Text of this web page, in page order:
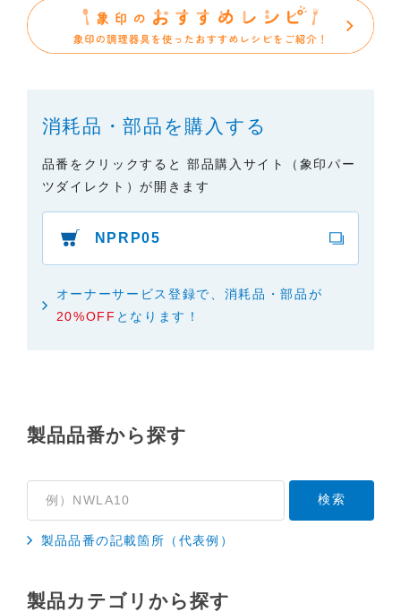
・掲載された情報が全て正確であり、有用であり、
安全であること。
・予告なしにサーバーの停止、本サービスの変更ま
たは提供の中止・中断を行うこと。また、それによ
って生じる一切の損害。
消耗品・部品を購入する
品番をクリックすると 部品購入サイト（象印パー
ツダイレクト）が開きます
NPRP05
オーナーサービス登録で、消耗品・部品が
20%OFF となります！
製品品番から探す
製品品番の記載箇所（代表例）
製品カテゴリから探す